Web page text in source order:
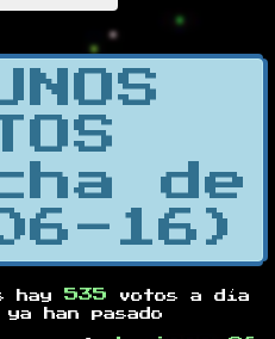
de
16)
hay 535 votos a día
ya han pasado